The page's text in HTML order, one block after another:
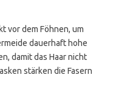
vor dem Föhnen, um
dauerhaft hohe
damit das Haar nicht
stärken die Fasern